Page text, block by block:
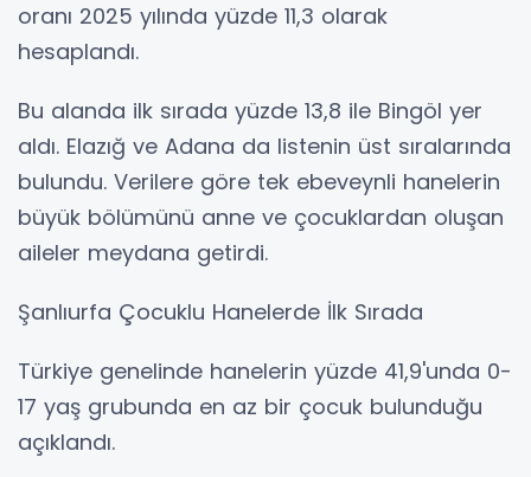
oranı 2025 yılında yüzde 11,3 olarak
hesaplandı.
Bu alanda ilk sırada yüzde 13,8 ile Bingöl yer
aldı. Elazığ ve Adana da listenin üst sıralarında
bulundu. Verilere göre tek ebeveynli hanelerin
büyük bölümünü anne ve çocuklardan oluşan
aileler meydana getirdi.
Şanlıurfa Çocuklu Hanelerde İlk Sırada
Türkiye genelinde hanelerin yüzde 41,9'unda 0-
17 yaş grubunda en az bir çocuk bulunduğu
açıklandı.